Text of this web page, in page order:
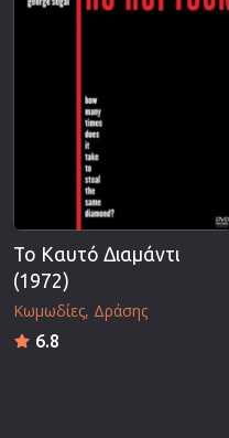
Το Καυτό Διαμάντι
(1972)
Κωμωδίες Δράσης
6.8